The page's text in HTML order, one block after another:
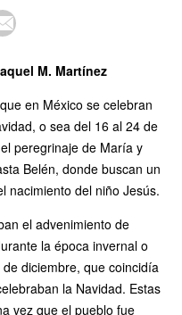
M. Martínez
en México se celebran
o sea del 16 al 24 de
peregrinaje de María y
Belén, donde buscan un
nacimiento del niño Jesús.
el advenimiento de
la época invernal o
diciembre, que coincidía
la Navidad. Estas
vez que el pueblo fue